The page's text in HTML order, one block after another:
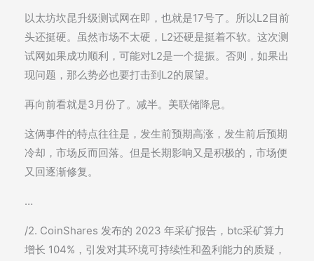
以太坊坎昆升级测试网在即，也就是17号了。所以L2目前
头还挺硬。虽然市场不太硬，L2还硬是挺着不软。这次测
试网如果成功顺利，可能对L2是一个提振。否则，如果出
现问题，那么势必也要打击到L2的展望。
再向前看就是3月份了。减半。美联储降息。
这俩事件的特点往往是，发生前预期高涨，发生前后预期
冷却，市场反而回落。但是长期影响又是积极的，市场便
又回逐渐修复。
…
/2. CoinShares 发布的 2023 年采矿报告，btc采矿算力
增长 104%，引发对其环境可持续性和盈利能力的质疑，